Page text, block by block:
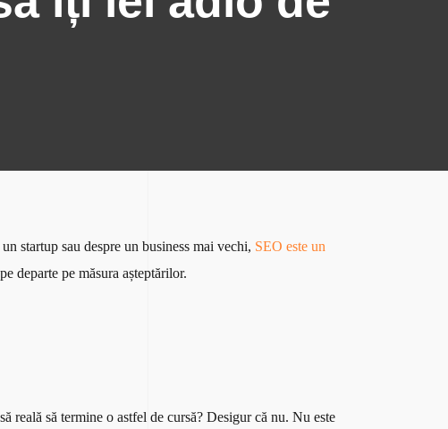
startup sau despre un business mai vechi, SEO este un
departe pe măsura așteptărilor.
reală să termine o astfel de cursă? Desigur că nu. Nu este